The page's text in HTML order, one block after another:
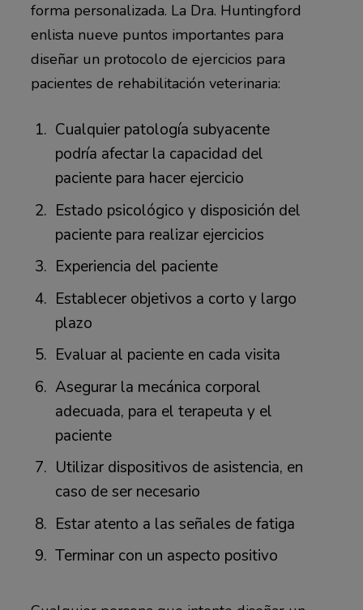
forma personalizada. La Dra. Huntingford
enlista nueve puntos importantes para
diseñar un protocolo de ejercicios para
pacientes de rehabilitación veterinaria:
Cualquier patología subyacente
podría afectar la capacidad del
paciente para hacer ejercicio
Estado psicológico y disposición del
paciente para realizar ejercicios
Experiencia del paciente
Establecer objetivos a corto y largo
plazo
Evaluar al paciente en cada visita
Asegurar la mecánica corporal
adecuada, para el terapeuta y el
paciente
Utilizar dispositivos de asistencia, en
caso de ser necesario
Estar atento a las señales de fatiga
Terminar con un aspecto positivo